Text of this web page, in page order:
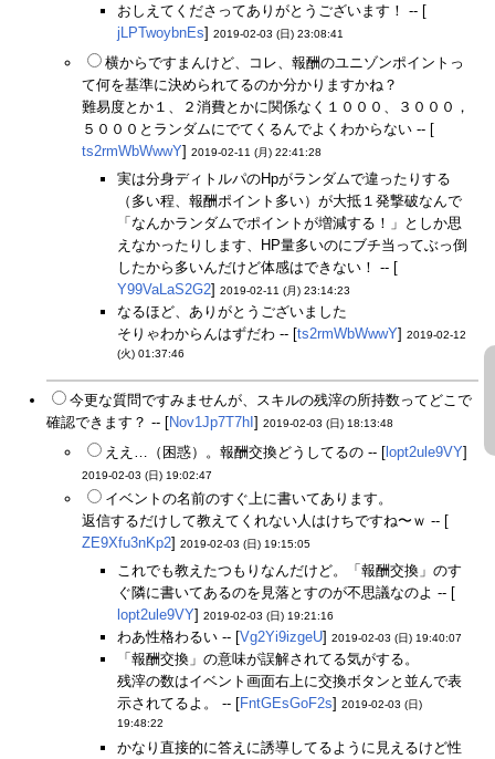
おしえてくださってありがとうございます！ -- [
jLPTwoybnEs] 2019-02-03 (日) 23:08:41
横からですまんけど、コレ、報酬のユニゾンポイントっ
て何を基準に決められてるのか分かりますかね？
難易度とか１、２消費とかに関係なく１０００、３０００，
５０００とランダムにでてくるんでよくわからない -- [
ts2rmWbWwwY] 2019-02-11 (月) 22:41:28
実は分身ディトルパのHpがランダムで違ったりする
（多い程、報酬ポイント多い）が大抵１発撃破なんで
「なんかランダムでポイントが増減する！」としか思
えなかったりします、HP量多いのにブチ当ってぶっ倒
したから多いんだけど体感はできない！ -- [
Y99VaLaS2G2] 2019-02-11 (月) 23:14:23
なるほど、ありがとうございました
そりゃわからんはずだわ -- [ts2rmWbWwwY] 2019-02-12
(火) 01:37:46
今更な質問ですみませんが、スキルの残滓の所持数ってどこで
確認できます？ -- [Nov1Jp7T7hI ] 2019-02-03 (日) 18:13:48
ええ…（困惑）。報酬交換どうしてるの -- [ lopt2ule9VY]
2019-02-03 (日) 19:02:47
イベントの名前のすぐ上に書いてあります。
返信するだけして教えてくれない人はけちですね〜ｗ -- [
ZE9Xfu3nKp2] 2019-02-03 (日) 19:15:05
これでも教えたつもりなんだけど。「報酬交換」のす
ぐ隣に書いてあるのを見落とすのが不思議なのよ -- [
lopt2ule9VY] 2019-02-03 (日) 19:21:16
わあ性格わるい -- [Vg2Yi9izgeU] 2019-02-03 (日) 19:40:07
「報酬交換」の意味が誤解されてる気がする。
残滓の数はイベント画面右上に交換ボタンと並んで表
示されてるよ。 -- [FntGEsGoF2s] 2019-02-03 (日)
19:48:22
かなり直接的に答えに誘導してるように見えるけど性